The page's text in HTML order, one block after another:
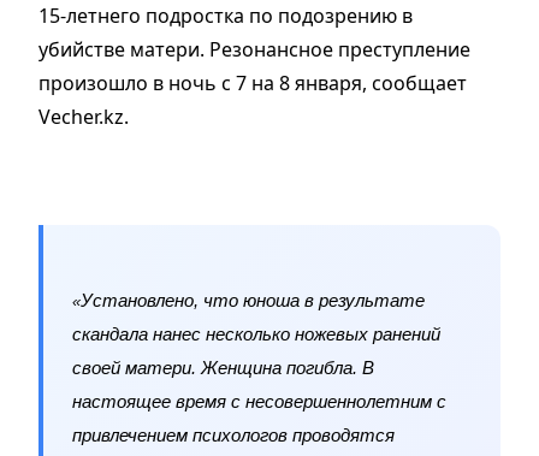
15-летнего подростка по подозрению в
убийстве матери. Резонансное преступление
произошло в ночь с 7 на 8 января, сообщает
Vecher.kz.
«Установлено, что юноша в результате
скандала нанес несколько ножевых ранений
своей матери. Женщина погибла. В
настоящее время с несовершеннолетним с
привлечением психологов проводятся